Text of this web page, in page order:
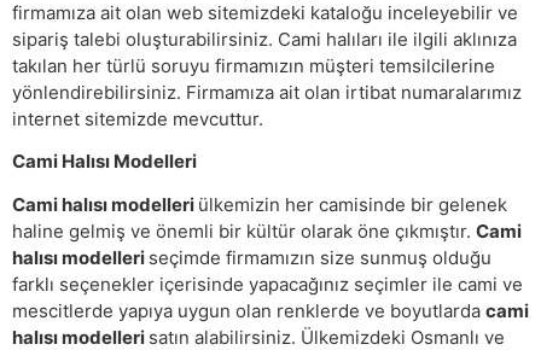
firmamıza ait olan web sitemizdeki kataloğu inceleyebilir ve
sipariş talebi oluşturabilirsiniz. Cami halıları ile ilgili aklınıza
takılan her türlü soruyu firmamızın müşteri temsilcilerine
yönlendirebilirsiniz. Firmamıza ait olan irtibat numaralarımız
internet sitemizde mevcuttur.
Cami Halısı Modelleri
Cami halısı modelleri ülkemizin her camisinde bir gelenek
haline gelmiş ve önemli bir kültür olarak öne çıkmıştır. Cami
halısı modelleri seçimde firmamızın size sunmuş olduğu
farklı seçenekler içerisinde yapacağınız seçimler ile cami ve
mescitlerde yapıya uygun olan renklerde ve boyutlarda cami
halısı modelleri satın alabilirsiniz. Ülkemizdeki Osmanlı ve